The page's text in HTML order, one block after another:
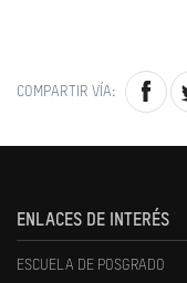
COMPARTIR VÍA:
ENLACES DE INTERÉS
ESCUELA DE POSGRADO